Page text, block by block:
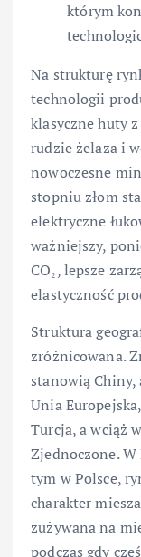
którym
Na strukturę
technologii
klasyczne huty
rudzie żelaza i
nowoczesne
stopniu złom
elektryczne
ważniejszy,
CO₂, lepsze
elastyczność
Struktura
zróżnicowana.
stanowią
Unia
Turcja, a wciąż
Zjednoczone.
tym w Polsce,
charakter
zużywana na
podczas gdy